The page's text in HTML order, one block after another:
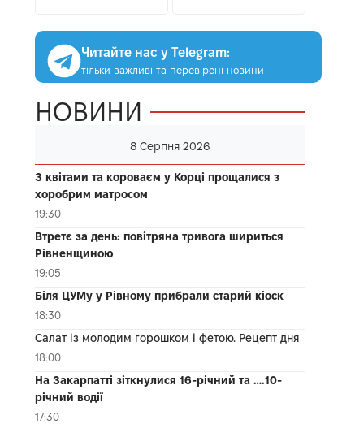
Читайте нас у Telegram:
тільки важливі та перевірені новини
НОВИНИ
8 Серпня 2026
З квітами та короваєм у Корці прощалися з
хоробрим матросом
19:30
Втретє за день: повітряна тривога шириться
Рівненщиною
19:05
Біля ЦУМу у Рівному прибрали старий кіоск
18:30
Салат із молодим горошком і фетою. Рецепт дня
18:00
На Закарпатті зіткнулися 16-річний та ….10-
річний водії
17:30